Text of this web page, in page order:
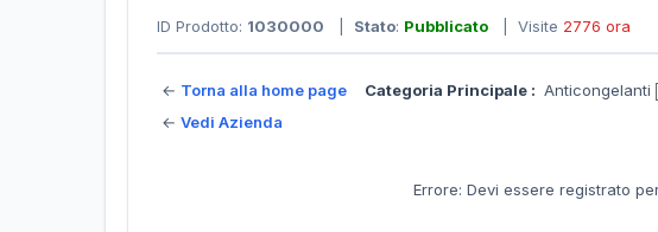
ID Prodotto: 1030000 Stato: Pubblicato | Visite 2776 ora
← Torna alla home page
← Vedi Azienda
Categoria Principale : Anticongelanti
Errore: Devi essere registrato